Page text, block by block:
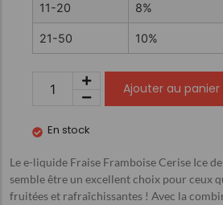
11-20 8%
21-50 10%
Ajouter au panier
En stock
Le e-liquide Fraise Framboise Cerise Ice
semble être un excellent choix pour ceux
fruitées et rafraîchissantes ! Avec la